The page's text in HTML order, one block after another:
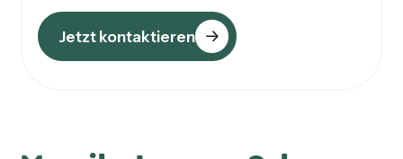
Jetzt kontaktieren